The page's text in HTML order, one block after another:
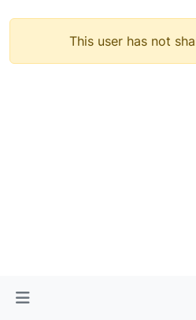
This user has not